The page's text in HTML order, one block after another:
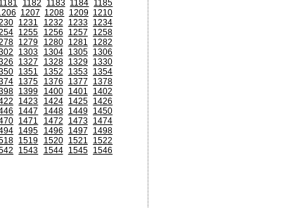
1181 1182 1183 1184 1185
1207 1208 1209 1210
1231 1232 1233 1234
1255 1256 1257
1258
1279 1280 1281
1282
1303 1304 1305 1306
1327 1328 1329 1330
1351 1352 1353 1354
1375 1376 1377
1378
1399 1400 1401
1402
1423 1424 1425 1426
1447 1448 1449 1450
1471 1472 1473 1474
1495 1496 1497
1498
1519 1520 1521
1522
1543 1544 1545 1546